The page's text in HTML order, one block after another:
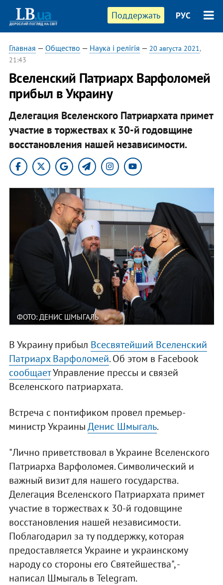
Поддержать РУС
Главная — Общество — Наука і релігія — 20 августа 2021,
21:43
Вселенский Патриарх Варфоломей
прибыл в Украину
Делегация Вселенского Патриархата примет
участие в торжествах к 30-й годовщине
восстановления нашей независимости.
ФОТО: ДЕНИС ШМЫГАЛЬ
В Украину прибыл Всесвятейший Вселенский
Патриарх Варфоломей. Об этом в Facebook
сообщаетУправление прессы и связей
Вселенского патриархата.
Встреча с понтификом провел премьер-
министр УкраиныДенис Шмыгаль.
"Лично приветствовал в Украине Вселенского
Патриарха Варфоломея. Символический и
важный визит для нашего государства.
Делегация Вселенского Патриархата примет
участие в торжествах к 30-й годовщине
восстановления нашей независимости.
Поблагодарил за ту поддержку, которая
предоставляется Украине и украинскому
народу со стороны его Святейшества", -
написал Шмыгаль в Telegram.